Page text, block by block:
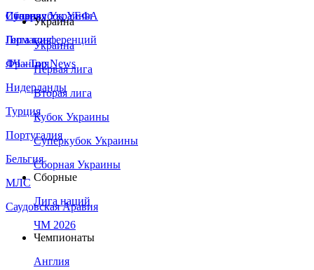
Сборная Украины
Италия
Германия
Франция
Нидерланды
Турция
Португалия
Бельгия
МЛС
Саудовская Аравия
Суперкубок УЕФА
Лига конференций
ЛЧ - Top News
Украина
Украина
Первая лига
Вторая лига
Кубок Украины
Суперкубок Украины
Сборная Украины
Сборные
Лига наций
ЧМ 2026
Чемпионаты
Англия